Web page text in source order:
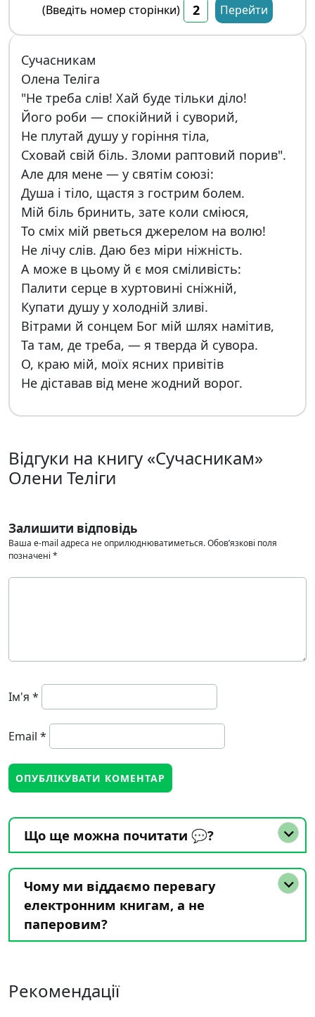
(Введіть номер сторінки) Перейти
Сучасникам
Олена Теліга
"Не треба слів! Хай буде тільки діло!
Його роби — спокійний і суворий,
Не плутай душу у горіння тіла,
Сховай свій біль. Зломи раптовий порив".
Але для мене — у святім союзі:
Душа і тіло, щастя з гострим болем.
Мій біль бринить, зате коли сміюся,
То сміх мій рветься джерелом на волю!
Не лічу слів. Даю без міри ніжність.
А може в цьому й є моя сміливість:
Палити серце в хуртовині сніжній,
Купати душу у холодній зливі.
Вітрами й сонцем Бог мій шлях намітив,
Та там, де треба, — я тверда й сувора.
О, краю мій, моїх ясних привітів
Не діставав від мене жодний ворог.
Відгуки на книгу «Сучасникам»
Олени Теліги
Залишити відповідь
Ваша e-mail адреса не оприлюднюватиметься.Обов’язкові поля
позначені *
Ім'я *
Email *
Що ще можна почитати 💬?
Чому ми віддаємо перевагу
електронним книгам, а не
паперовим?
Рекомендації